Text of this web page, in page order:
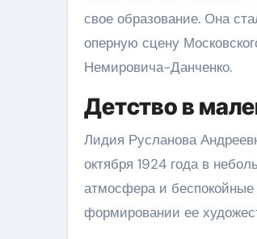
свое образование. Она
оперную сцену
Немировича-Данченко.
Детство в
Лидия Русланова
октября 1924 года в
атмосфера и беспокойные
формировании ее